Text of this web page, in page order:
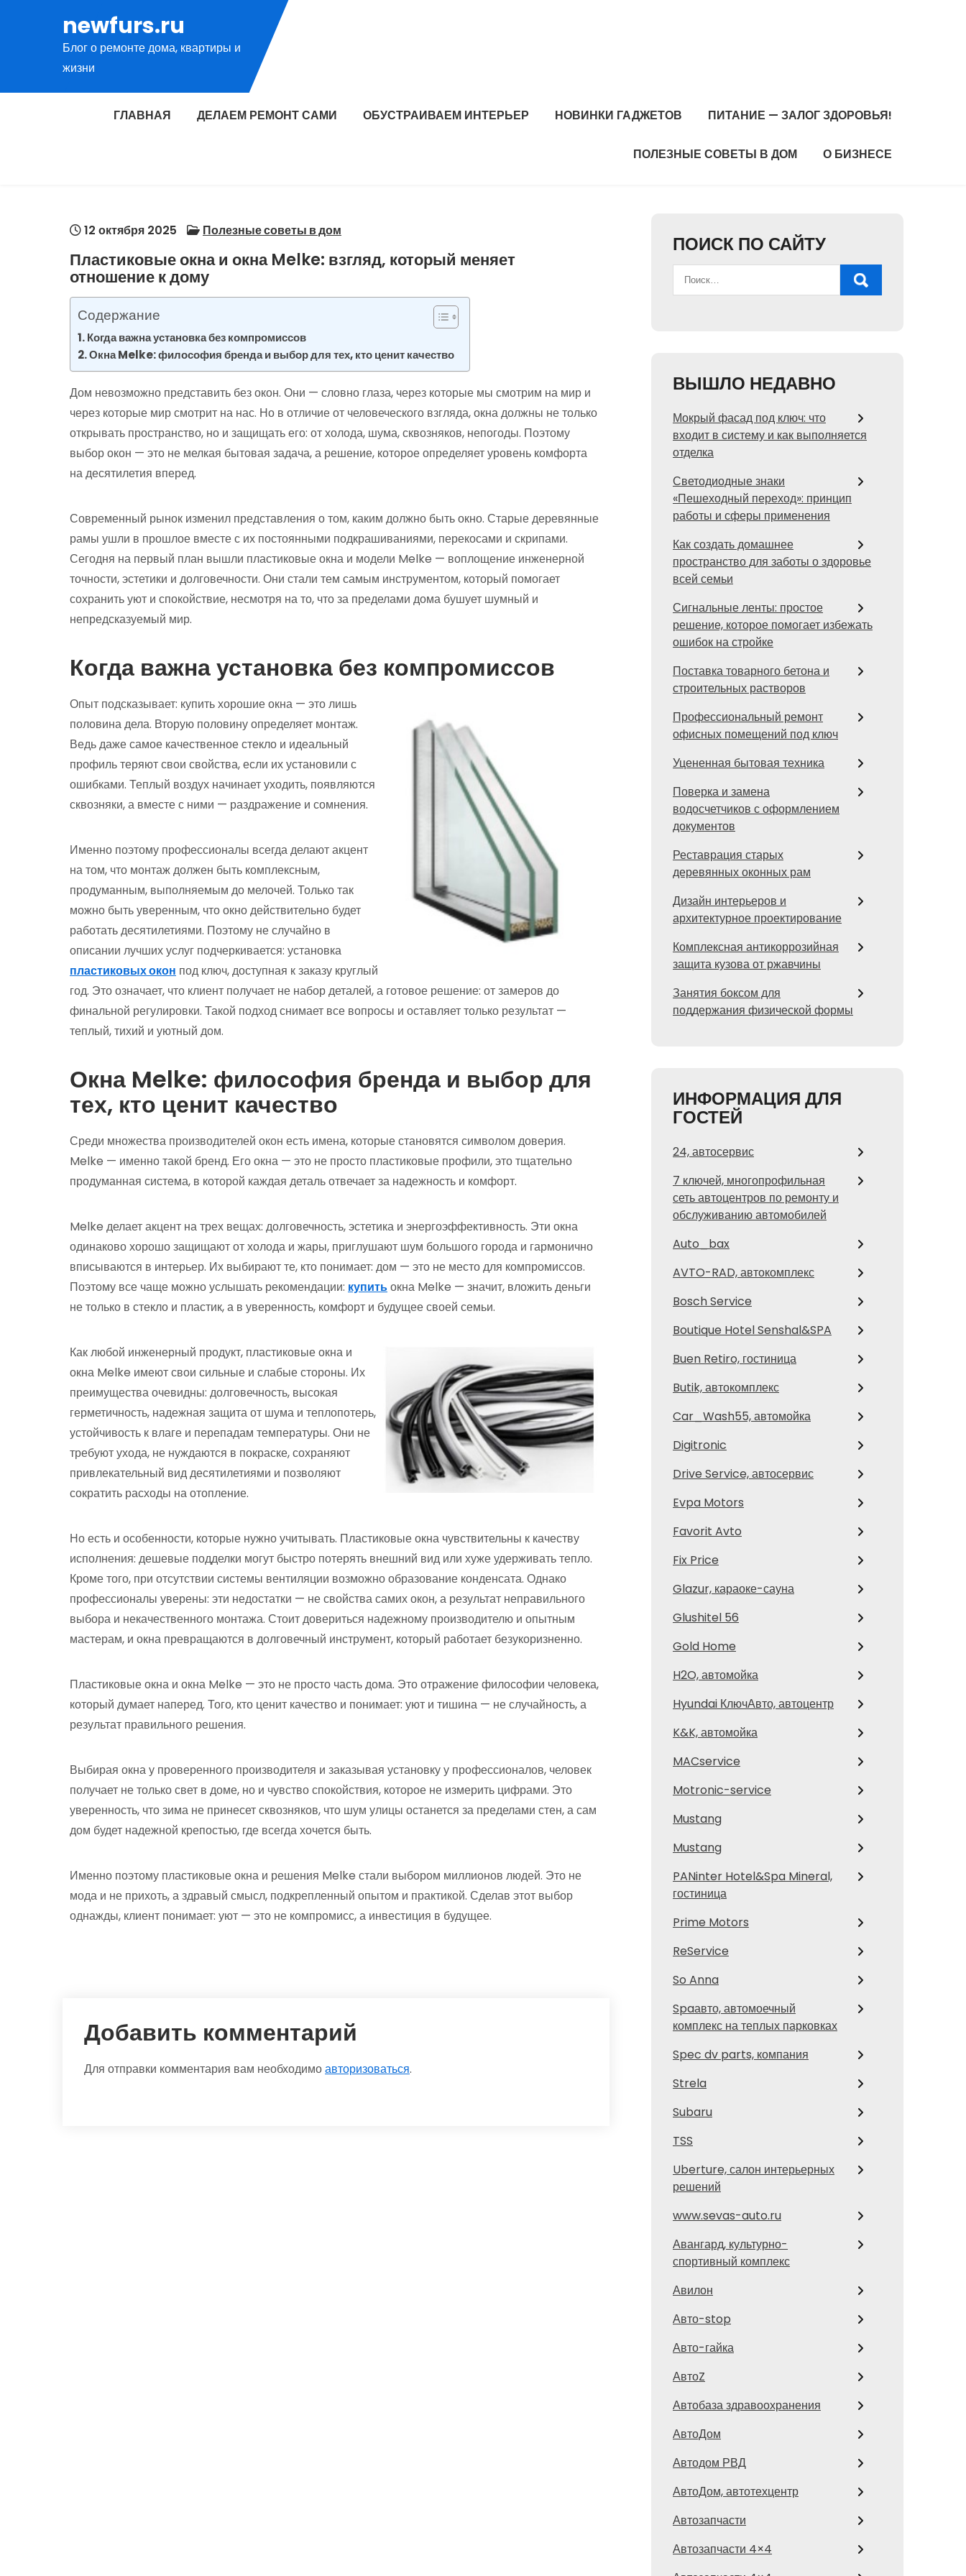
содержимому
newfurs.ru
Блог о ремонте дома, квартиры и
жизни
ГЛАВНАЯ ДЕЛАЕМ РЕМОНТ САМИ ОБУСТРАИВАЕМ ИНТЕРЬЕР НОВИНКИ ГАДЖЕТОВ ПИТАНИЕ — ЗАЛОГ ЗДОРОВЬЯ!
ПОЛЕЗНЫЕ СОВЕТЫ В ДОМ О БИЗНЕСЕ
12 октября 2025 Полезные советы в дом
Пластиковые окна и окна Melke: взгляд, который меняет
отношение к дому
Содержание
Когда важна установка без компромиссов
Окна Melke: философия бренда и выбор для тех, кто ценит качество
Дом невозможно представить без окон. Они — словно глаза, через которые мы смотрим на мир и
через которые мир смотрит на нас. Но в отличие от человеческого взгляда, окна должны не только
открывать пространство, но и защищать его: от холода, шума, сквозняков, непогоды. Поэтому
выбор окон — это не мелкая бытовая задача, а решение, которое определяет уровень комфорта
на десятилетия вперед.
Современный рынок изменил представления о том, каким должно быть окно. Старые деревянные
рамы ушли в прошлое вместе с их постоянными подкрашиваниями, перекосами и скрипами.
Сегодня на первый план вышли пластиковые окна и модели Melke — воплощение инженерной
точности, эстетики и долговечности. Они стали тем самым инструментом, который помогает
сохранить уют и спокойствие, несмотря на то, что за пределами дома бушует шумный и
непредсказуемый мир.
Когда важна установка без компромиссов
Опыт подсказывает: купить хорошие окна — это лишь
половина дела. Вторую половину определяет монтаж.
Ведь даже самое качественное стекло и идеальный
профиль теряют свои свойства, если их установили с
ошибками. Теплый воздух начинает уходить, появляются
сквозняки, а вместе с ними — раздражение и сомнения.
Именно поэтому профессионалы всегда делают акцент
на том, что монтаж должен быть комплексным,
продуманным, выполняемым до мелочей. Только так
можно быть уверенным, что окно действительно будет
работать десятилетиями. Поэтому не случайно в
описании лучших услуг подчеркивается: установка
пластиковых окон под ключ, доступная к заказу круглый
год. Это означает, что клиент получает не набор деталей, а готовое решение: от замеров до
финальной регулировки. Такой подход снимает все вопросы и оставляет только результат —
теплый, тихий и уютный дом.
Окна Melke: философия бренда и выбор для
тех, кто ценит качество
Среди множества производителей окон есть имена, которые становятся символом доверия.
Melke — именно такой бренд. Его окна — это не просто пластиковые профили, это тщательно
продуманная система, в которой каждая деталь отвечает за надежность и комфорт.
Melke делает акцент на трех вещах: долговечность, эстетика и энергоэффективность. Эти окна
одинаково хорошо защищают от холода и жары, приглушают шум большого города и гармонично
вписываются в интерьер. Их выбирают те, кто понимает: дом — это не место для компромиссов.
Поэтому все чаще можно услышать рекомендации: купитьокна Melke — значит, вложить деньги
не только в стекло и пластик, а в уверенность, комфорт и будущее своей семьи.
Как любой инженерный продукт, пластиковые окна и
окна Melke имеют свои сильные и слабые стороны. Их
преимущества очевидны: долговечность, высокая
герметичность, надежная защита от шума и теплопотерь,
устойчивость к влаге и перепадам температуры. Они не
требуют ухода, не нуждаются в покраске, сохраняют
привлекательный вид десятилетиями и позволяют
сократить расходы на отопление.
Но есть и особенности, которые нужно учитывать. Пластиковые окна чувствительны к качеству
исполнения: дешевые подделки могут быстро потерять внешний вид или хуже удерживать тепло.
Кроме того, при отсутствии системы вентиляции возможно образование конденсата. Однако
профессионалы уверены: эти недостатки — не свойства самих окон, а результат неправильного
выбора и некачественного монтажа. Стоит довериться надежному производителю и опытным
мастерам, и окна превращаются в долговечный инструмент, который работает безукоризненно.
Пластиковые окна и окна Melke — это не просто часть дома. Это отражение философии человека,
который думает наперед. Того, кто ценит качество и понимает: уют и тишина — не случайность, а
результат правильного решения.
Выбирая окна у проверенного производителя и заказывая установку у профессионалов, человек
получает не только свет в доме, но и чувство спокойствия, которое не измерить цифрами. Это
уверенность, что зима не принесет сквозняков, что шум улицы останется за пределами стен, а сам
дом будет надежной крепостью, где всегда хочется быть.
Именно поэтому пластиковые окна и решения Melke стали выбором миллионов людей. Это не
мода и не прихоть, а здравый смысл, подкрепленный опытом и практикой. Сделав этот выбор
однажды, клиент понимает: уют — это не компромисс, а инвестиция в будущее.
Добавить комментарий
Для отправки комментария вам необходимоавторизоваться.
ПОИСК ПО САЙТУ
ВЫШЛО НЕДАВНО
Мокрый фасад под ключ: что
входит в систему и как выполняется
отделка
Светодиодные знаки
«Пешеходный переход»: принцип
работы и сферы применения
Как создать домашнее
пространство для заботы о здоровье
всей семьи
Сигнальные ленты: простое
решение, которое помогает избежать
ошибок на стройке
Поставка товарного бетона и
строительных растворов
Профессиональный ремонт
офисных помещений под ключ
Уцененная бытовая техника
Поверка и замена
водосчетчиков с оформлением
документов
Реставрация старых
деревянных оконных рам
Дизайн интерьеров и
архитектурное проектирование
Комплексная антикоррозийная
защита кузова от ржавчины
Занятия боксом для
поддержания физической формы
ИНФОРМАЦИЯ ДЛЯ
ГОСТЕЙ
24, автосервис
7 ключей, многопрофильная
сеть автоцентров по ремонту и
обслуживанию автомобилей
Auto_bax
AVTO-RAD, автокомплекс
Bosch Service
Boutique Hotel Senshal&SPA
Buen Retiro, гостиница
Butik, автокомплекс
Car_Wash55, автомойка
Digitronic
Drive Service, автосервис
Evpa Motors
Favorit Avto
Fix Price
Glazur, караоке-сауна
Glushitel 56
Gold Home
H2O, автомойка
Hyundai КлючАвто, автоцентр
K&K, автомойка
MACservice
Motronic-service
Mustang
Mustang
PANinter Hotel&Spa Mineral,
гостиница
Prime Motors
ReService
So Anna
Spaавто, автомоечный
комплекс на теплых парковках
Spec dv parts, компания
Strela
Subaru
TSS
Uberture, салон интерьерных
решений
www.sevas-auto.ru
Авангард, культурно-
спортивный комплекс
Авилон
Авто-stop
Авто-гайка
АвтоZ
Автобаза здравоохранения
АвтоДом
Автодом РВД
АвтоДом, автотехцентр
Автозапчасти
Автозапчасти 4×4